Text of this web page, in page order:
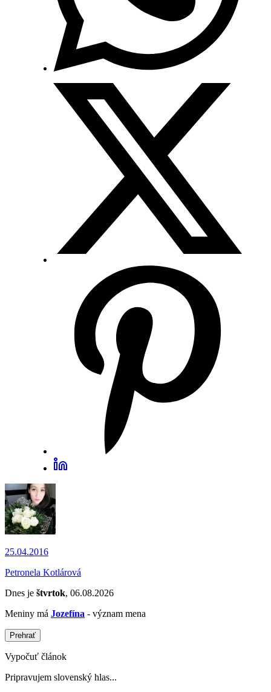
25.04.2016
Petronela Kotlárová
Dnes je štvrtok, 06.08.2026
Meniny má Jozefína - význam mena
Prehrať
Vypočuť článok
Pripravujem slovenský hlas...